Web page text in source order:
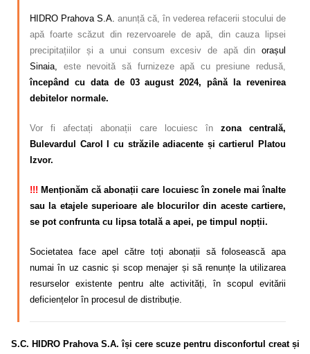
HIDRO Prahova S.A. anunță că, în vederea refacerii stocului de
apă foarte scăzut din rezervoarele de apă, din cauza lipsei
precipitațiilor și a unui consum excesiv de apă din orașul
Sinaia, este nevoită să furnizeze apă cu presiune redusă,
începând cu data de 03 august 2024, până la revenirea
debitelor normale.
Vor fi afectați abonații care locuiesc în zona centrală,
Bulevardul Carol I cu străzile adiacente și cartierul Platou
Izvor.
!!! Menționăm că abonații care locuiesc în zonele mai înalte
sau la etajele superioare ale blocurilor din aceste cartiere,
se pot confrunta cu lipsa totală a apei, pe timpul nopții.
Societatea face apel către toți abonații să folosească apa
numai în uz casnic și scop menajer și să renunțe la utilizarea
resurselor existente pentru alte activități, în scopul evitării
deficiențelor în procesul de distribuție.
S.C. HIDRO Prahova S.A. își cere scuze pentru disconfortul creat și